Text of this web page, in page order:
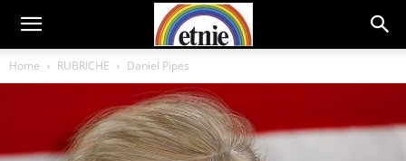
Home RUBRICHE Daniel Pipes